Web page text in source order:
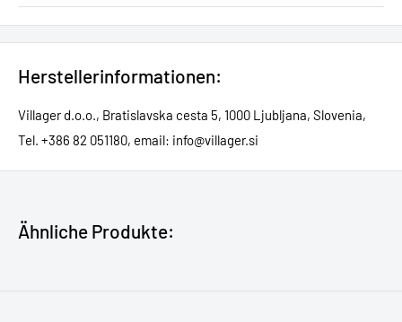
Herstellerinformationen:
Villager d.o.o., Bratislavska cesta 5, 1000 Ljubljana, Slovenia,
Tel. +386 82 051180, email: info@villager.si
Ähnliche Produkte: